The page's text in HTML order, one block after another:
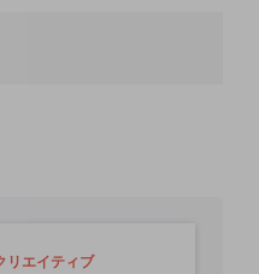
リエイティブ